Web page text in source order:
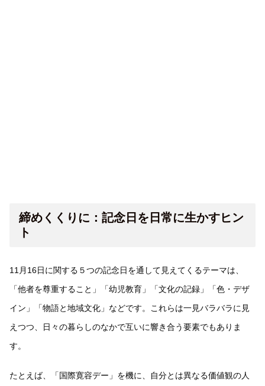
締めくくりに：記念日を日常に生かすヒン
ト
11月16日に関する５つの記念日を通して見えてくるテーマは、
「他者を尊重すること」「幼児教育」「文化の記録」「色・デザ
イン」「物語と地域文化」などです。これらは一見バラバラに見
えつつ、日々の暮らしのなかで互いに響き合う要素でもありま
す。
たとえば、「国際寛容デー」を機に、自分とは異なる価値観の人